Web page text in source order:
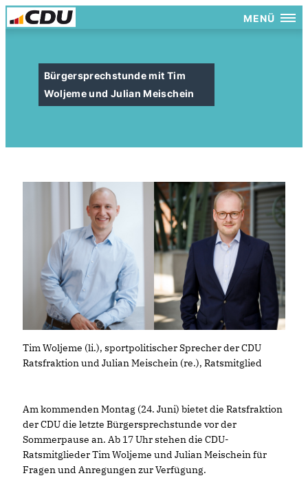
MENÜ
Bürgersprechstunde mit Tim
Woljeme und Julian Meischein
Tim Woljeme (li.), sportpolitischer Sprecher der CDU
Ratsfraktion und Julian Meischein (re.), Ratsmitglied
Am kommenden Montag (24. Juni) bietet die Ratsfraktion
der CDU die letzte Bürgersprechstunde vor der
Sommerpause an. Ab 17 Uhr stehen die CDU-
Ratsmitglieder Tim Woljeme und Julian Meischein für
Fragen und Anregungen zur Verfügung.